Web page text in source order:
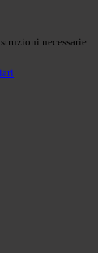
necessarie.